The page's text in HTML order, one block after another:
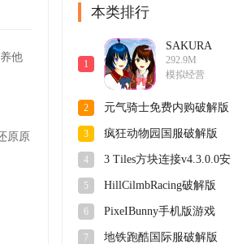
他
原原
本类排行
1
SAKURA
SchoolSimulator
樱花校园模拟
版v1.043.02安
卓版
292.9M
模拟经营
2
元气骑士免费内购破解版
3
疯狂动物园国服破解版
4
3 Tiles方块连接v4.3.0.0安
5
HillCilmbRacing破解版
6
PixeIBunny手机版游戏
7
地铁跑酷国际服破解版